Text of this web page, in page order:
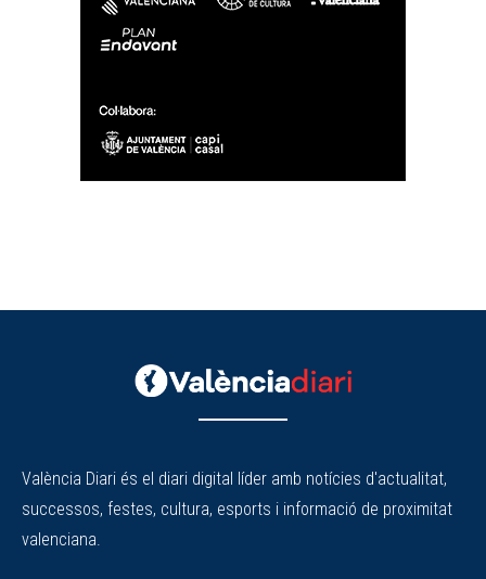
València Diari és el diari digital líder amb notícies d'actualitat,
successos, festes, cultura, esports i informació de proximitat
valenciana.